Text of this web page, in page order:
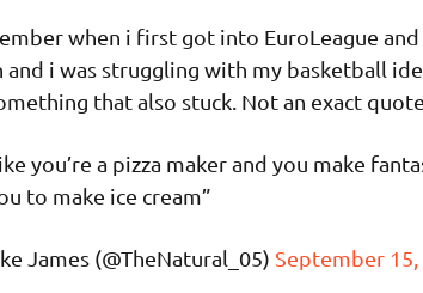
when i first got into EuroLeague
and i was struggling with my basketball
that also stuck. Not an exact quote
you’re a pizza maker and you make
to make ice cream”
James (@TheNatural_05) September 15,